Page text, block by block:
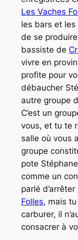
Les Vaches
les bars et
de se
bassiste de
vivre en
profite pour
débaucher
autre groupe
C’est un
vous, et tu te
salle où vous
groupe
pote
comme un
parlé d’arrêter
Folles, mais
carburer, il
consacrer à